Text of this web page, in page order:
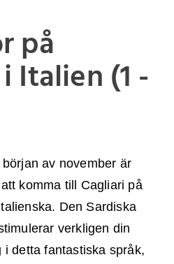
på
Italien (1 -
av november är
komma till Cagliari på
Den Sardiska
verkligen din
detta fantastiska språk,